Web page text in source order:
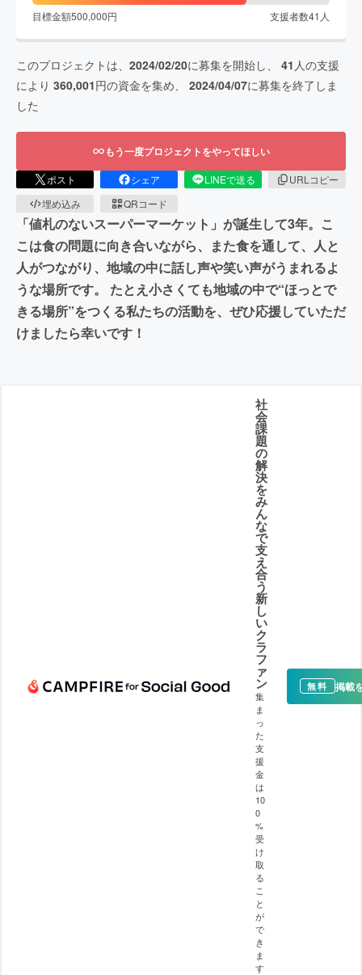
目標金額500,000円 支援者数41 人
このプロジェクトは、 2024/02/20に募集を開始し、 41 人の支援
により 360,001円の資金を集め、 2024/04/07に募集を終了しま
した
もう一度プロジェクトをやってほしい
ポスト シェア LINEで送る
URLコピー
埋め込み
QRコード
「値札のないスーパーマーケット」が誕生して3年。こ
こは食の問題に向き合いながら、また食を通して、人と
人がつながり、地域の中に話し声や笑い声がうまれるよ
うな場所です。 たとえ小さくても地域の中で“ほっとで
きる場所”をつくる私たちの活動を、ぜひ応援していただ
けましたら幸いです！
社
会
課
題
の
解
決
を
み
ん
な
で
支
え
合
う
新
し
い
ク
ラ
フ
ァ
ン
集
ま
っ
た
支
援
金
は
10
0
%
受
け
取
る
こ
と
が
で
き
ま
す
無料 掲載